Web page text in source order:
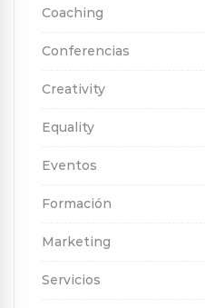
Coaching
Conferencias
Creativity
Equality
Eventos
Formación
Marketing
Servicios